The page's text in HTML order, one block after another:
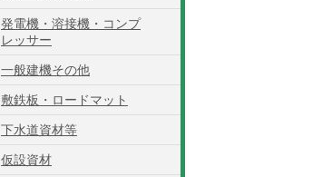
発電機・溶接機・コンプ
レッサー
一般建機その他
敷鉄板・ロードマット
下水道資材等
仮設資材